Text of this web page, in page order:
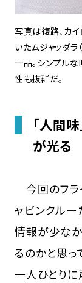
写真は復路、カ
いたムジャッダ
一品。シンプル
性も抜群だ。
「人間
が光る
今回のフラ
ャビンクルー
情報が少な
るのかと思っ
一人ひとり